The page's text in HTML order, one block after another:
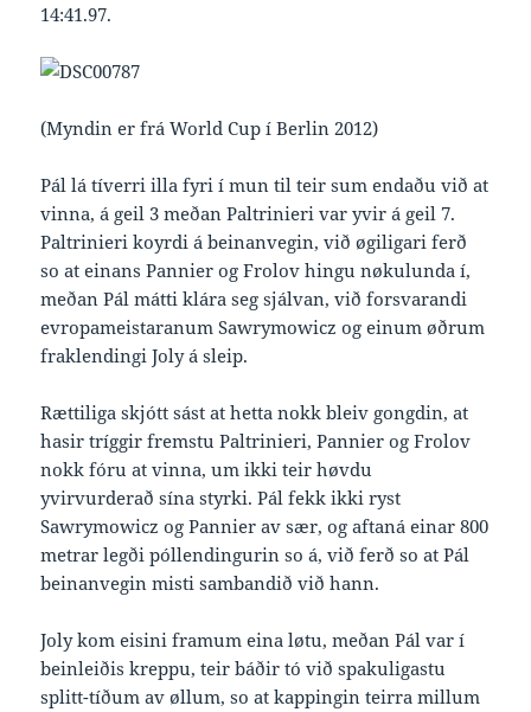
14:41.97.
(Myndin er frá World Cup í Berlin 2012)
Pál lá tíverri illa fyri í mun til teir sum endaðu við at
vinna, á geil 3 meðan Paltrinieri var yvir á geil 7.
Paltrinieri koyrdi á beinanvegin, við øgiligari ferð
so at einans Pannier og Frolov hingu nøkulunda í,
meðan Pál mátti klára seg sjálvan, við forsvarandi
evropameistaranum Sawrymowicz og einum øðrum
fraklendingi Joly á sleip.
Rættiliga skjótt sást at hetta nokk bleiv gongdin, at
hasir tríggir fremstu Paltrinieri, Pannier og Frolov
nokk fóru at vinna, um ikki teir høvdu
yvirvurderað sína styrki. Pál fekk ikki ryst
Sawrymowicz og Pannier av sær, og aftaná einar 800
metrar legði póllendingurin so á, við ferð so at Pál
beinanvegin misti sambandið við hann.
Joly kom eisini framum eina løtu, meðan Pál var í
beinleiðis kreppu, teir báðir tó við spakuligastu
splitt-tíðum av øllum, so at kappingin teirra millum